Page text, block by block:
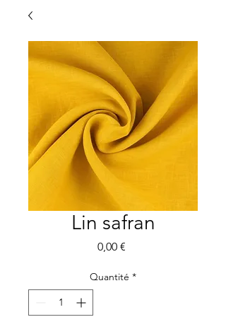
Lin safran
0,00 €Prix
Quantité *